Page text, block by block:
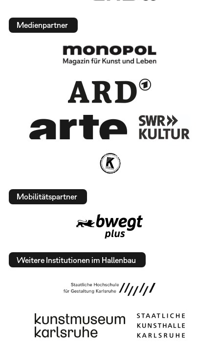
Medienpartner
Mobilitätspartner
Weitere Institutionen im Hallenbau